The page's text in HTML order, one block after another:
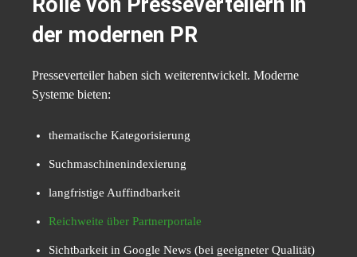
der modernen PR
Presseverteiler haben sich weiterentwickelt. Moderne
Systeme bieten:
thematische Kategorisierung
Suchmaschinenindexierung
langfristige Auffindbarkeit
Reichweite über Partnerportale
Sichtbarkeit in Google News (bei geeigneter Qualität)